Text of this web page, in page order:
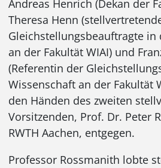
Andreas Henrich (Dekan der
Theresa Henn
Gleichstellungsbeauftragte in
an der Fakultät WIAI) und
(Referentin der
Wissenschaft an der Fakultät
den Händen des zweiten
Vorsitzenden, Prof. Dr. Peter
RWTH Aachen, entgegen.
Professor Rossmanith lobte